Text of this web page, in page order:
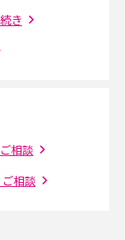
の確認方法も解説
準備すべきものも紹
説
中継機との違いを解
き
相談
相談